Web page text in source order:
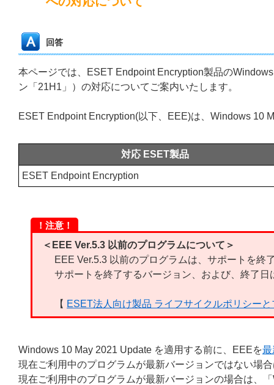
回答
本ページでは、ESET Endpoint Encryption製品の
ン「21H1」）の対応についてご案内いたします。
ESET Endpoint Encryption(以下、EEE)は、Windows 10
対応 ESET製品
ESET Endpoint Encryption
！注意！
＜EEE Ver.5.3 以前のプログラムについて＞
EEE Ver.5.3 以前のプログラムは、サポートを終
サポートを終了するバージョン、および、終了
【 ESET法人向け製品 ライフサイクルポリシー
Windows 10 May 2021 Update を適用する前に、EEEを最
現在ご利用中のプログラムが最新バージョンではない場
現在ご利用中のプログラムが最新バージョンの場合は、